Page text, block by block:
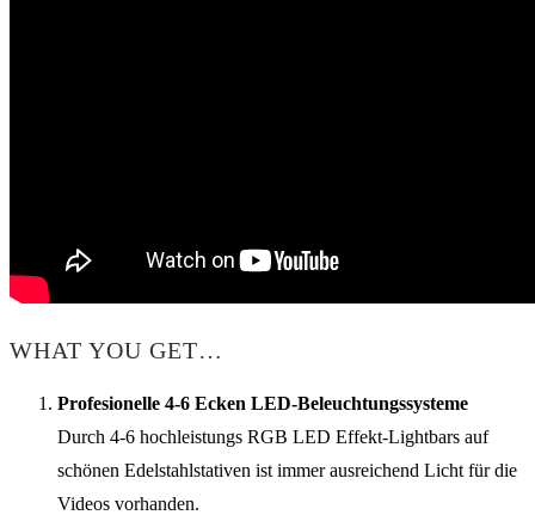
WHAT YOU GET…
Profesionelle 4-6 Ecken LED-Beleuchtungssysteme
Durch 4-6 hochleistungs RGB LED Effekt-Lightbars auf
schönen Edelstahlstativen ist immer ausreichend Licht für die
Videos vorhanden.